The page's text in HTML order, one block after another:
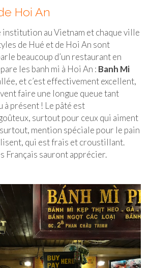
Hoi An
institution au Vietnam et chaque ville
de Hué et de Hoi An sont
beaucoup d’un restaurant en
les banh mi à Hoi An : Banh Mi
et c’est effectivement excellent,
faire une longue queue tant
à présent ! Le pâté est
surtout pour ceux qui aiment
mention spéciale pour le pain
qui est frais et croustillant.
Français sauront apprécier.